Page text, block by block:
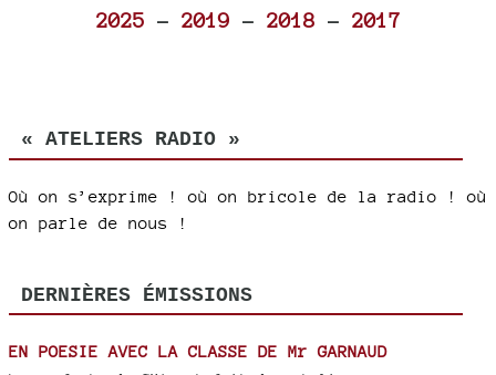
2025 - 2019 - 2018 - 2017
« ATELIERS RADIO »
Où on s’exprime ! où on bricole de la radio ! où
on parle de nous !
DERNIÈRES ÉMISSIONS
EN POESIE AVEC LA CLASSE DE Mr GARNAUD